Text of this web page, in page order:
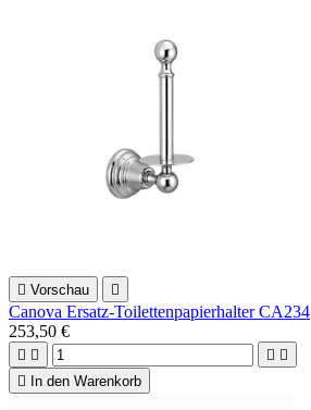
 Vorschau 
Canova Ersatz-Toilettenpapierhalter CA234
253,50 €
   

In den Warenkorb